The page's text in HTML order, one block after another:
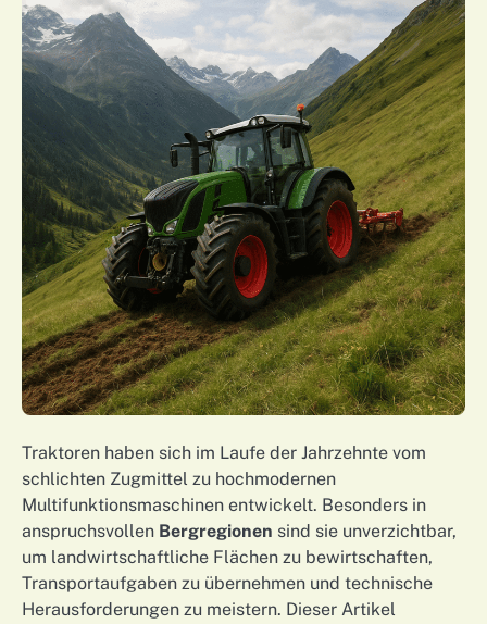
Traktoren haben sich im Laufe der Jahrzehnte vom
schlichten Zugmittel zu hochmodernen
Multifunktionsmaschinen entwickelt. Besonders in
anspruchsvollen Bergregionen sind sie unverzichtbar,
um landwirtschaftliche Flächen zu bewirtschaften,
Transportaufgaben zu übernehmen und technische
Herausforderungen zu meistern. Dieser Artikel